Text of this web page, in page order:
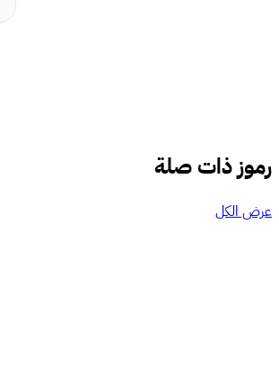
رموز ذات صلة
عرض الكل